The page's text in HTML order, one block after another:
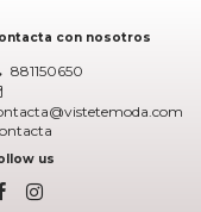
con nosotros
881150650
us